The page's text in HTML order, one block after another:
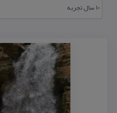
۱۰ سال تجربه